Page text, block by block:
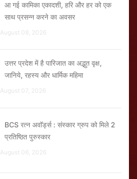
आ गई कामिका एकादशी, हरि और हर को एक
साथ प्रसन्न करने का अवसर
August 08, 2026
उत्तर प्रदेश में है पारिजात का अद्भुत वृक्ष,
जानिये, रहस्य और धार्मिक महिमा
August 07, 2026
BCS रत्न अवॉर्ड्स : संस्कार ग्रुप को मिले 2
प्रतिष्ठित पुरुस्कार
August 06, 2026